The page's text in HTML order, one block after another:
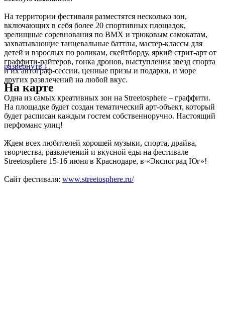
На территории фестиваля разместятся несколько зон,
включающих в себя более 20 спортивных площадок,
зрелищные соревнования по BMX и трюковым самокатам,
захватывающие танцевальные баттлы, мастер-классы для
детей и взрослых по роликам, скейтборду, яркий стрит-арт от
граффити-райтеров, гонка дронов, выступления звезд спорта
и их автограф-сессии, ценные призы и подарки, и море
других развлечений на любой вкус.
Одна из самых креативных зон на Streetosphere – граффити.
На площадке будет создан тематический арт-объект, который
будет расписан каждым гостем собственноручно. Настоящий
перфоманс улиц!
Ждем всех любителей хорошей музыки, спорта, драйва,
творчества, развлечений и вкусной еды на фестивале
Streetosphere 15-16 июня в Краснодаре, в «Экспоград Юг»!
Сайт фестиваля: www.streetosphere.ru/
развернуть ↓
На карте